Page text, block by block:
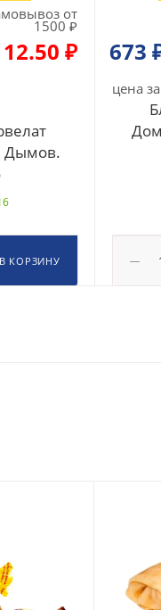
от
1500 ₽
₽
Дымов.
В КОРЗИНУ
673
цена